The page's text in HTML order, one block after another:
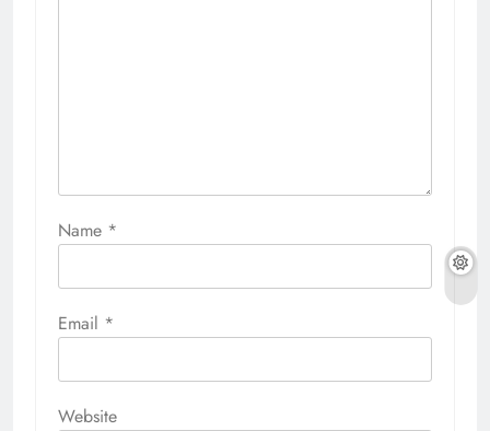
Name *
Email *
Website